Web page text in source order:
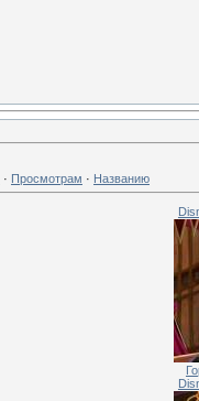
· Просмотрам · Названию